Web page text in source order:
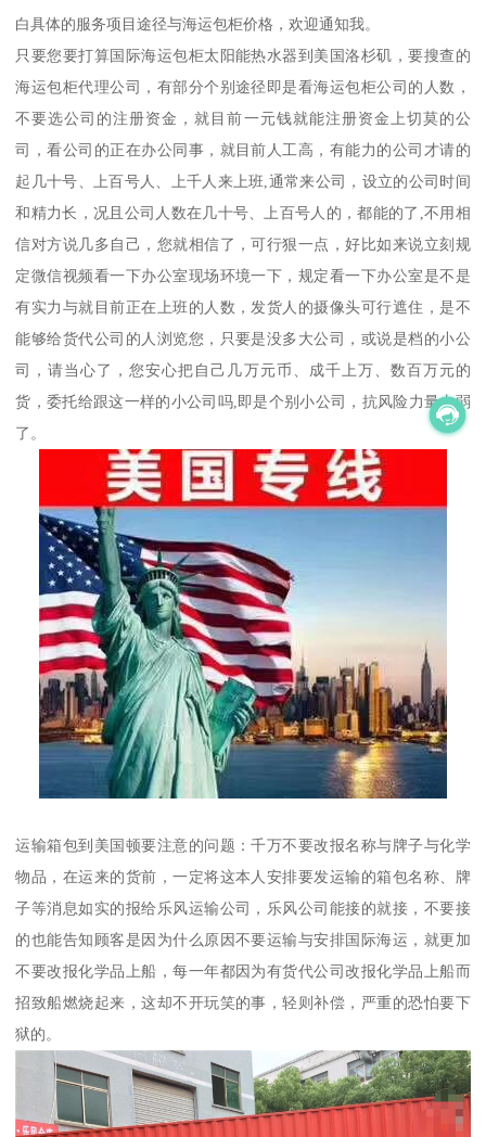
白具体的服务项目途径与海运包柜价格，欢迎通知我。
只要您要打算国际海运包柜太阳能热水器到美国洛杉矶，要搜查的
海运包柜代理公司，有部分个别途径即是看海运包柜公司的人数，
不要选公司的注册资金，就目前一元钱就能注册资金上切莫的公
司，看公司的正在办公同事，就目前人工高，有能力的公司才请的
起几十号、上百号人、上千人来上班,通常来公司，设立的公司时间
和精力长，况且公司人数在几十号、上百号人的，都能的了,不用相
信对方说几多自己，您就相信了，可行狠一点，好比如来说立刻规
定微信视频看一下办公室现场环境一下，规定看一下办公室是不是
有实力与就目前正在上班的人数，发货人的摄像头可行遮住，是不
能够给货代公司的人浏览您，只要是没多大公司，或说是档的小公
司，请当心了，您安心把自己几万元币、成千上万、数百万元的
货，委托给跟这一样的小公司吗,即是个别小公司，抗风险力量太弱
了。
运输箱包到美国顿要注意的问题：千万不要改报名称与牌子与化学
物品，在运来的货前，一定将这本人安排要发运输的箱包名称、牌
子等消息如实的报给乐风运输公司，乐风公司能接的就接，不要接
的也能告知顾客是因为什么原因不要运输与安排国际海运，就更加
不要改报化学品上船，每一年都因为有货代公司改报化学品上船而
招致船燃烧起来，这却不开玩笑的事，轻则补偿，严重的恐怕要下
狱的。